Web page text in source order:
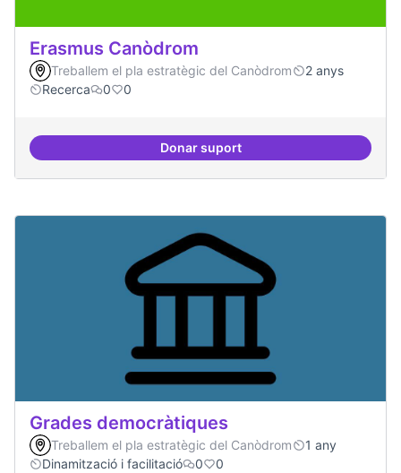
Erasmus Canòdrom
Treballem el pla estratègic del Canòdrom
2 anys
Recerca
0 0
Donar suportErasmus Canòdrom
Grades democràtiques
Treballem el pla estratègic del Canòdrom
1 any
Dinamització i facilitació
0 0